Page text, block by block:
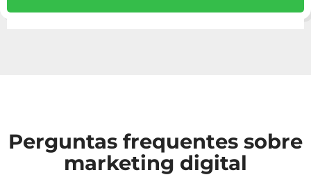
Perguntas frequentes sobre
marketing digital